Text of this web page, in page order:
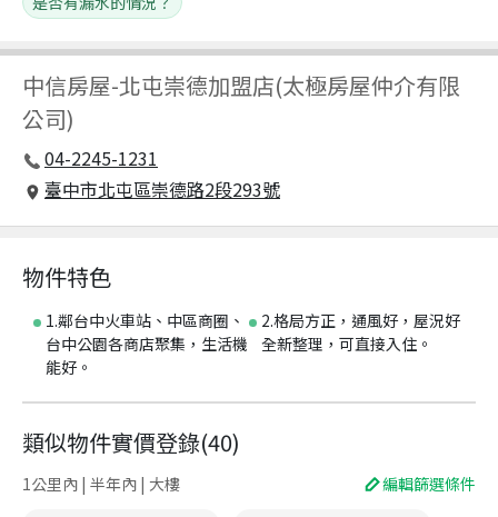
中信房屋-北屯崇德加盟店(太極房屋仲介有限
公司)
04-2245-1231
臺中市北屯區崇德路2段293號
物件特色
1.鄰台中火車站、中區商圈、
台中公園各商店聚集，生活機
能好。
2.格局方正，通風好，屋況好
全新整理，可直接入住。
類似物件實價登錄(40)
1公里內 | 半年內 | 大樓 編輯篩選條件